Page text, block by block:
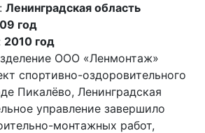
Ленинградская область
год
2010 год
ООО «Ленмонтаж»
спортивно-оздоровительного
Пикалёво, Ленинградская
управление завершило
монтажных работ,